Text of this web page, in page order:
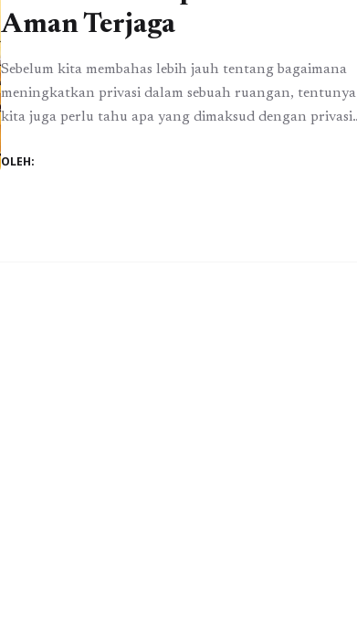
Aman Terjaga
Sebelum kita membahas lebih jauh tentang bagaimana
meningkatkan privasi dalam sebuah ruangan, tentunya
kita juga perlu tahu apa yang dimaksud dengan privasi
privasi adalah hak untuk dibiarkan sendiri, atau bebas
OLEH: